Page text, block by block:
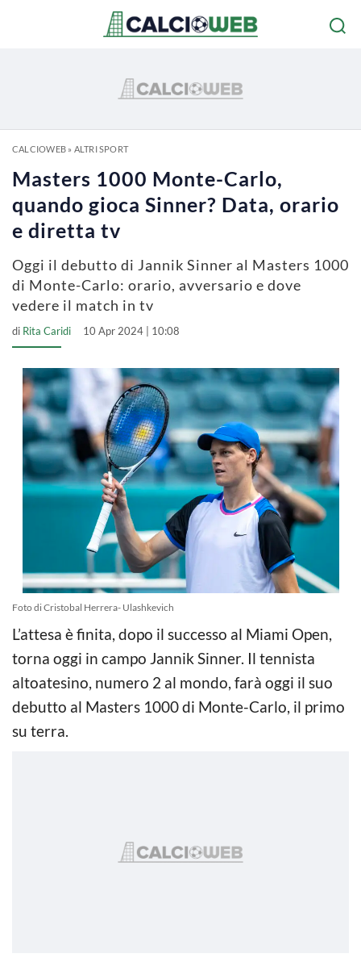
CALCIOWEB» ALTRI SPORT
Masters 1000 Monte-Carlo,
quando gioca Sinner? Data, orario
e diretta tv
Oggi il debutto di Jannik Sinner al Masters 1000
di Monte-Carlo: orario, avversario e dove
vedere il match in tv
di Rita Caridi 10 Apr 2024 | 10:08
Foto di Cristobal Herrera- Ulashkevich
L’attesa è finita, dopo il successo al Miami Open,
torna oggi in campo Jannik Sinner. Il tennista
altoatesino, numero 2 al mondo, farà oggi il suo
debutto al Masters 1000 di Monte-Carlo, il primo
su terra.